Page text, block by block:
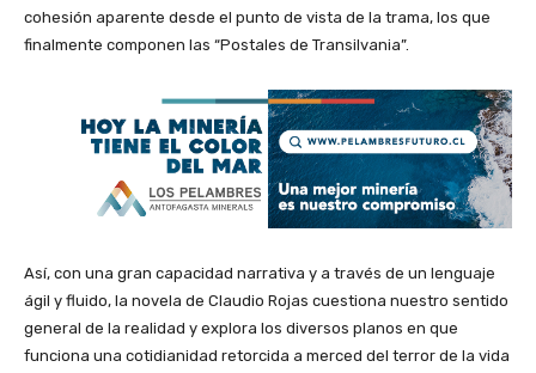
cohesión aparente desde el punto de vista de la trama, los que
finalmente componen las “Postales de Transilvania”.
Así, con una gran capacidad narrativa y a través de un lenguaje
ágil y fluido, la novela de Claudio Rojas cuestiona nuestro sentido
general de la realidad y explora los diversos planos en que
funciona una cotidianidad retorcida a merced del terror de la vida